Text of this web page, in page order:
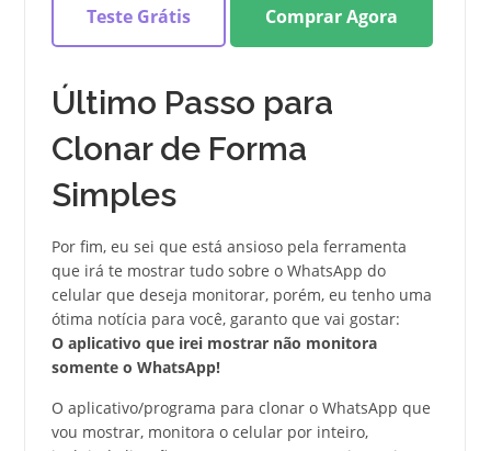
Teste Grátis Comprar Agora
Último Passo para
Clonar de Forma
Simples
Por fim, eu sei que está ansioso pela ferramenta
que irá te mostrar tudo sobre o WhatsApp do
celular que deseja monitorar, porém, eu tenho uma
ótima notícia para você, garanto que vai gostar:
O aplicativo que irei mostrar não monitora
somente o WhatsApp!
O aplicativo/programa para clonar o WhatsApp que
vou mostrar, monitora o celular por inteiro,